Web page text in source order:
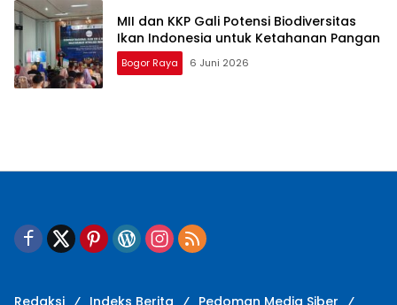
MII dan KKP Gali Potensi Biodiversitas
Ikan Indonesia untuk Ketahanan Pangan
Bogor Raya 6 Juni 2026